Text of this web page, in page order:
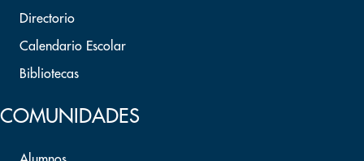
Directorio
Calendario Escolar
Bibliotecas
COMUNIDADES